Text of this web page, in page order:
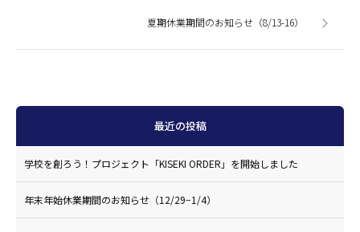
夏期休業期間のお知らせ（8/13-16）
最近の投稿
学校を創ろう！プロジェクト「KISEKI ORDER」を開始しました
年末年始休業期間のお知らせ（12/29−1/4）